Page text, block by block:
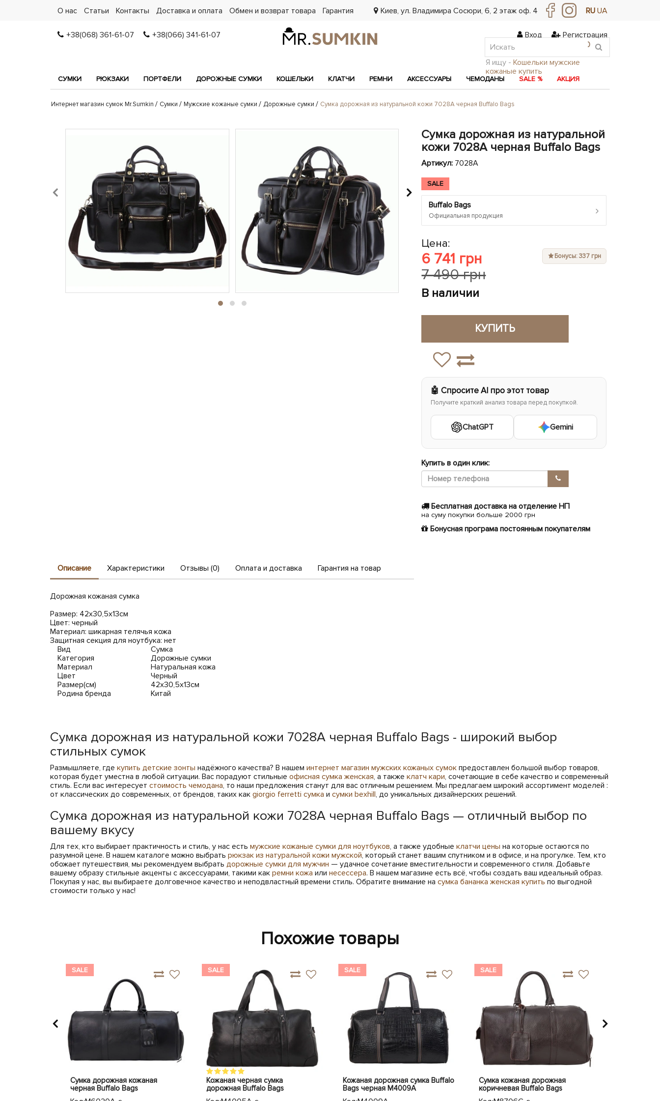
О нас Статьи Контакты Доставка и оплата Обмен и возврат товара Гарантия RU UA
Киев, ул. Владимира Сосюри, ​​6, 2 этаж оф. 4
+38(068) 361-61-07 +38(066) 341-61-07 Вход
Регистрация
0
СУМКИ РЮКЗАКИ ПОРТФЕЛИ ДОРОЖНЫЕ СУМКИ КОШЕЛЬКИ КЛАТЧИ РЕМНИ АКСЕССУАРЫ ЧЕМОДАНЫ SALE % АКЦИЯ
Я ищу - Кошельки мужские
кожаные купить
Интернет магазин сумок Mr.Sumkin Сумки Мужские кожаные сумки Дорожные сумки Сумка дорожная из натуральной кожи 7028A черная Buffalo Bags
Сумка дорожная из натуральной
кожи 7028A черная Buffalo Bags
Артикул: 7028A
SALE
Buffalo Bags
Официальная продукция ›
Цена:
6 741 грн
7 490 грн
Бонусы: 337 грн
В наличии
КУПИТЬ
🤖 Спросите AI про этот товар
Получите краткий анализ товара перед покупкой.
ChatGPT Gemini
Купить в один клик:
Бесплатная доставка на отделение НП
на суму покупки больше 2000 грн
Бонусная програма постоянным покупателям
Описание Характеристики Отзывы (0) Оплата и доставка Гарантия на товар
Дорожная кожаная сумка
Размер: 42х30,5х13см
Цвет: черный
Материал: шикарная телячья кожа
Защитная секция для ноутбука: нет
Вид
Сумка
Категория
Дорожные сумки
Материал
Натуральная кожа
Цвет
Черный
Размер(см)
42х30,5х13см
Родина бренда
Китай
Сумка дорожная из натуральной кожи 7028A черная Buffalo Bags - широкий выбор
стильных сумок
Размышляете, где купить детские зонты надёжного качества? В нашем интернет магазин мужских кожаных сумок предоставлен большой выбор товаров,
которая будет уместна в любой ситуации. Вас порадуют стильные офисная сумка женская, а также клатч кари, сочетающие в себе качество и современный
стиль. Если вас интересует стоимость чемодана, то наши предложения станут для вас отличным решением. Мы предлагаем широкий ассортимент моделей :
от классических до современных, от брендов, таких как giorgio ferretti сумка и сумки bexhill, до уникальных дизайнерских решений.
Сумка дорожная из натуральной кожи 7028A черная Buffalo Bags — отличный выбор по
вашему вкусу
Для тех, кто выбирает практичность и стиль, у нас есть мужские кожаные сумки для ноутбуков, а также удобные клатчи цены на которые остаются по
разумной цене. В нашем каталоге можно выбрать рюкзак из натуральной кожи мужской, который станет вашим спутником и в офисе, и на прогулке. Тем, кто
обожает путешествия, мы рекомендуем выбрать дорожные сумки для мужчин — удачное сочетание вместительности и современного стиля. Добавьте
вашему образу стильные акценты с аксессуарами, такими как ремни кожа или несессера. В нашем магазине есть всё, чтобы создать ваш идеальный образ.
Покупая у нас, вы выбираете долговечное качество и неподвластный времени стиль. Обратите внимание на сумка бананка женская купить по выгодной
стоимости только у нас!
Похожие товары
SALE
Сумка дорожная кожаная
черная Buffalo Bags
SALE
Кожаная черная сумка
дорожная Buffalo Bags
SALE
Кожаная дорожная сумка Buffalo
Bags черная M4009A
SALE
Сумка кожаная дорожная
коричневая Buffalo Bags